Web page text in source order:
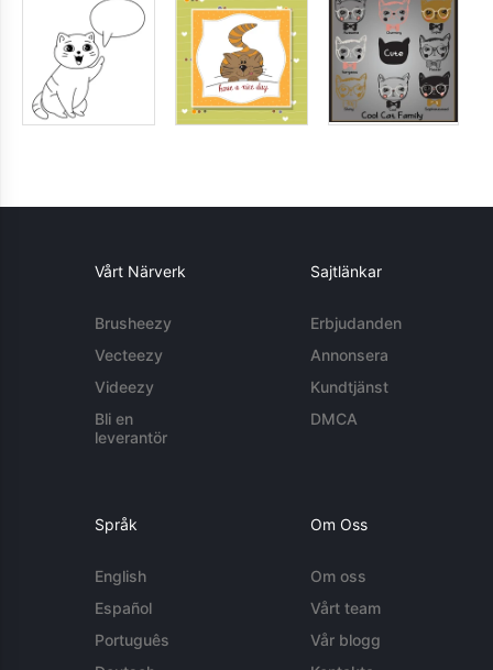
Vårt Närverk
Brusheezy
Vecteezy
Videezy
Bli en
leverantör
Sajtlänkar
Erbjudanden
Annonsera
Kundtjänst
DMCA
Språk
English
Español
Português
Om Oss
Om oss
Vårt team
Vår blogg